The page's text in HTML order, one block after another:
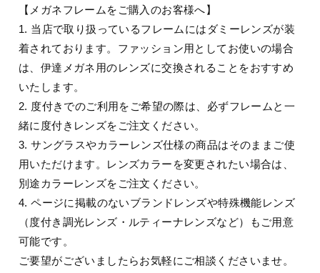
【メガネフレームをご購入のお客様へ】
1. 当店で取り扱っているフレームにはダミーレンズが装
着されております。ファッション用としてお使いの場合
は、伊達メガネ用のレンズに交換されることをおすすめ
いたします。
2. 度付きでのご利用をご希望の際は、必ずフレームと一
緒に度付きレンズをご注文ください。
3. サングラスやカラーレンズ仕様の商品はそのままご使
用いただけます。レンズカラーを変更されたい場合は、
別途カラーレンズをご注文ください。
4. ページに掲載のないブランドレンズや特殊機能レンズ
（度付き調光レンズ・ルティーナレンズなど）もご用意
可能です。
ご要望がございましたらお気軽にご相談くださいませ。